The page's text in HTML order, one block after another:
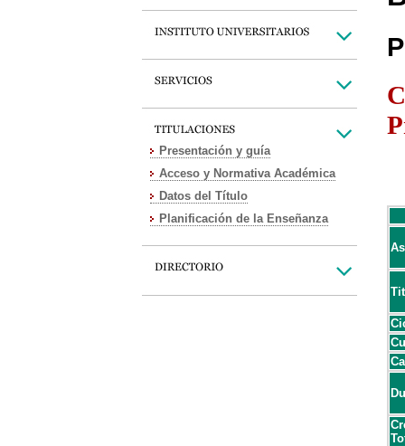
Presentación y guía
Acceso y Normativa Académica
Datos del Título
Planificación de la Enseñanza